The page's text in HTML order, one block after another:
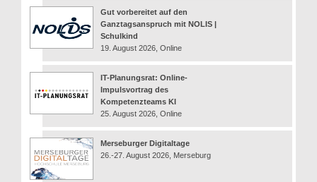
Gut vorbereitet auf den
Ganztagsanspruch mit NOLIS |
Schulkind
19. August 2026, Online
IT-Planungsrat: Online-
Impulsvortrag des
Kompetenzteams KI
25. August 2026, Online
Merseburger Digitaltage
26.-27. August 2026, Merseburg